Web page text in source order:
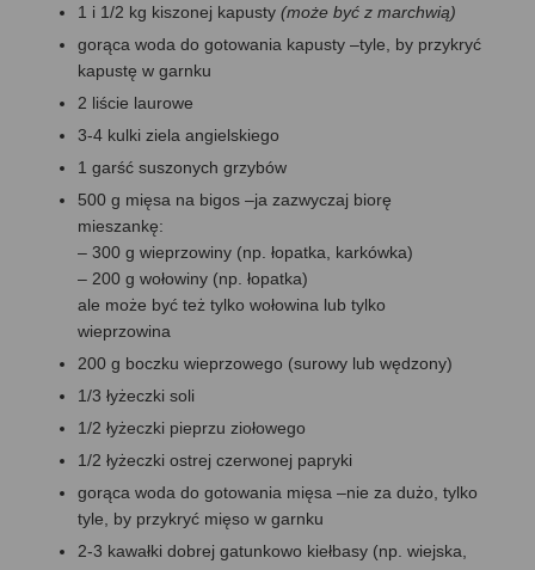
1 i 1/2 kg kiszonej kapusty (może być z marchwią)
gorąca woda do gotowania kapusty –tyle, by przykryć
kapustę w garnku
2 liście laurowe
3-4 kulki ziela angielskiego
1 garść suszonych grzybów
500 g mięsa na bigos –ja zazwyczaj biorę
mieszankę:
– 300 g wieprzowiny (np. łopatka, karkówka)
– 200 g wołowiny (np. łopatka)
ale może być też tylko wołowina lub tylko
wieprzowina
200 g boczku wieprzowego (surowy lub wędzony)
1/3 łyżeczki soli
1/2 łyżeczki pieprzu ziołowego
1/2 łyżeczki ostrej czerwonej papryki
gorąca woda do gotowania mięsa –nie za dużo, tylko
tyle, by przykryć mięso w garnku
2-3 kawałki dobrej gatunkowo kiełbasy (np. wiejska,